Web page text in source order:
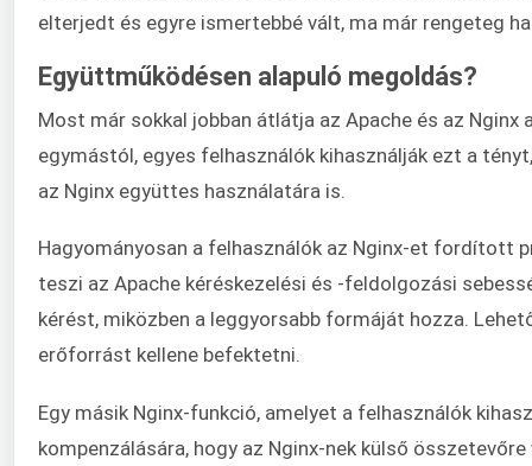
elterjedt és egyre ismertebbé vált, ma már rengeteg
Együttműködésen alapuló megoldás?
Most már sokkal jobban átlátja az Apache és az
egymástól, egyes felhasználók kihasználják ezt a
az Nginx együttes használatára is.
Hagyományosan a felhasználók az Nginx-et fordított
teszi az Apache kéréskezelési és -feldolgozási
kérést, miközben a leggyorsabb formáját hozza.
erőforrást kellene befektetni.
Egy másik Nginx-funkció, amelyet a felhasználók
kompenzálására, hogy az Nginx-nek külső